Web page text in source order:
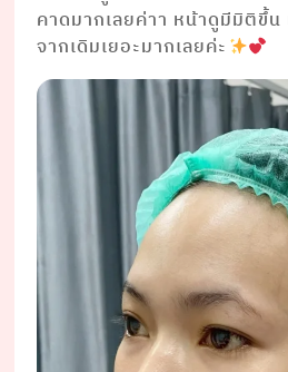
คาดมากเลยค่าา หน้าดูมีมิติขึ้
จากเดิมเยอะมากเลยค่ะ